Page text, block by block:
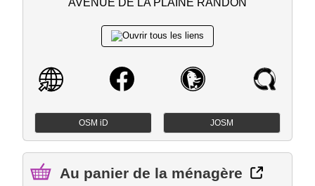
OSM iD JOSM
Au panier de la ménagère